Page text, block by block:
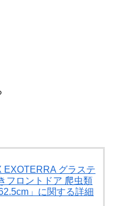
EXOTERRA グラステ
フロントドア 爬虫類
」に関する詳細